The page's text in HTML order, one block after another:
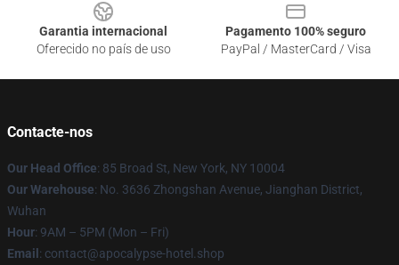
Garantia internacional
Oferecido no país de uso
Pagamento 100% seguro
PayPal / MasterCard / Visa
Contacte-nos
Our Head Office: 85 Broad St, New York, NY 10004
Our Warehouse: No. 3636 Zhongshan Avenue, Jianghan District,
Wuhan
Hour: 9AM – 5PM (Mon – Fri)
Email : contact@apocalypse-hotel.shop